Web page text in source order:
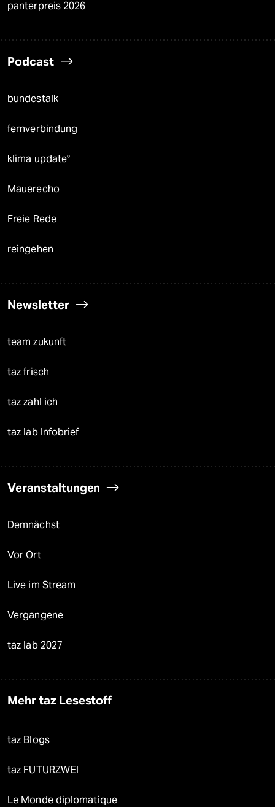
panterpreis 2026
Podcast
bundestalk
fernverbindung
klima update°
Mauerecho
Freie Rede
reingehen
Newsletter
team zukunft
taz frisch
taz zahl ich
taz lab Infobrief
Veranstaltungen
Demnächst
Vor Ort
Live im Stream
Vergangene
taz lab 2027
Mehr taz Lesestoff
taz Blogs
taz FUTURZWEI
Le Monde diplomatique